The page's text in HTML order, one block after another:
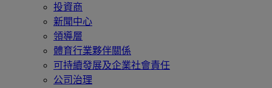
投資商
新聞中心
領導層
體育行業夥伴關係
可持續發展及企業社會責任
公司治理